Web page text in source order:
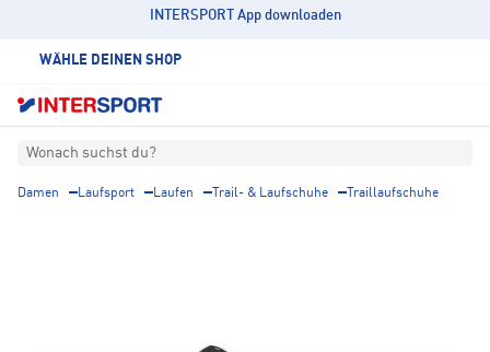
INTERSPORT App downloaden
WÄHLE DEINEN SHOP
Wonach suchst du?
Damen Laufsport Laufen Trail- & Laufschuhe Traillaufschuhe